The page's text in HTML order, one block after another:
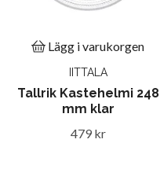
Lägg i varukorgen
IITTALA
Tallrik Kastehelmi 248
mm klar
479 kr